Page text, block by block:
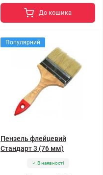
До кошика
Популярний
Пензель флейцевий
Стандарт 3 (76 мм)
В наявності